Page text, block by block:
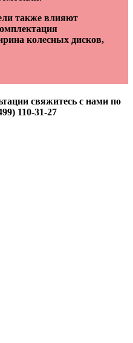
также влияют
колесных дисков,
свяжитесь с нами по
110-31-27